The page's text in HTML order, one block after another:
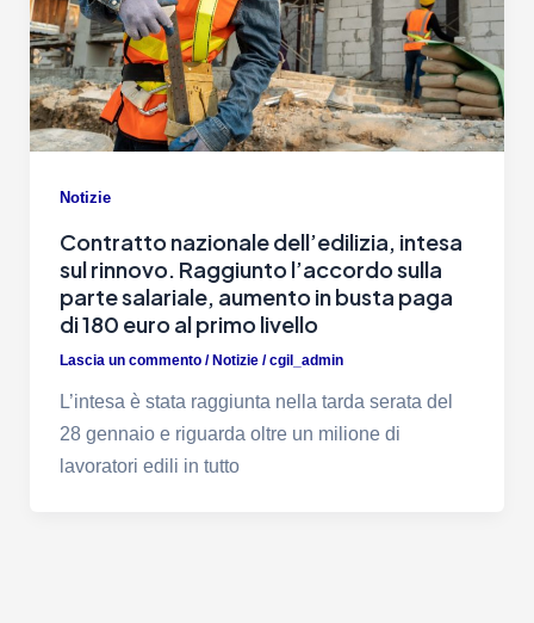
Notizie
Contratto nazionale dell’edilizia, intesa
sul rinnovo. Raggiunto l’accordo sulla
parte salariale, aumento in busta paga
di 180 euro al primo livello
Lascia un commento / Notizie/cgil_admin
L’intesa è stata raggiunta nella tarda serata del
28 gennaio e riguarda oltre un milione di
lavoratori edili in tutto